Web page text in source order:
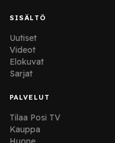
SISÄLTÖ
Uutiset
Videot
Elokuvat
Sarjat
PALVELUT
Tilaa Posi TV
Kauppa